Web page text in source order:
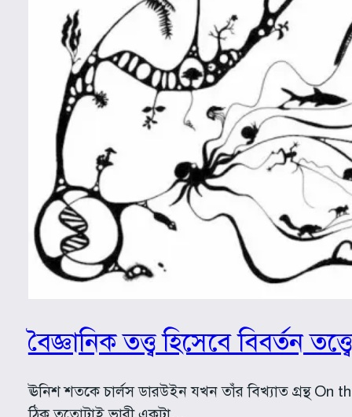
বৈজ্ঞানিক তত্ত্ব হিসেবে বিবর্তন
ঊনিশ শতকে চার্লস ডারউইন যখন তাঁর বিখ্যাত গ্রন্থ On